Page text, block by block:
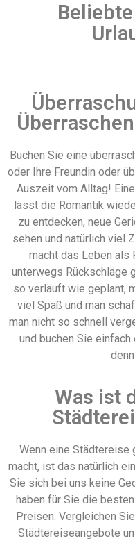
Buchen Sie eine
oder Ihre Freundin oder
Auszeit vom Alltag!
lässt die Romantik
zu entdecken, neue
sehen und natürlich viel
macht das Leben als
unterwegs Rückschläge
so verläuft wie geplant,
viel Spaß und man
man nicht so schnell
und buchen Sie
Was ist
Wenn eine
macht, ist das natürlich
Sie sich bei uns keine
haben für Sie die
Preisen. Vergleichen
Städtereiseangebote